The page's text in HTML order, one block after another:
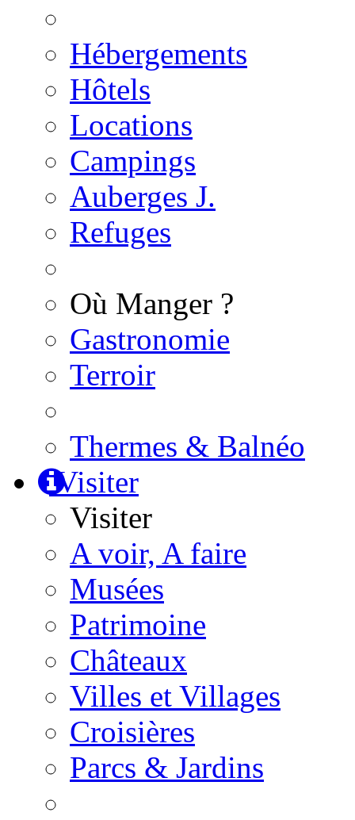
Hébergements
Hôtels
Locations
Campings
Auberges J.
Refuges
Où Manger ?
Gastronomie
Terroir
Thermes & Balnéo
Visiter
Visiter
A voir, A faire
Musées
Patrimoine
Châteaux
Villes et Villages
Croisières
Parcs & Jardins